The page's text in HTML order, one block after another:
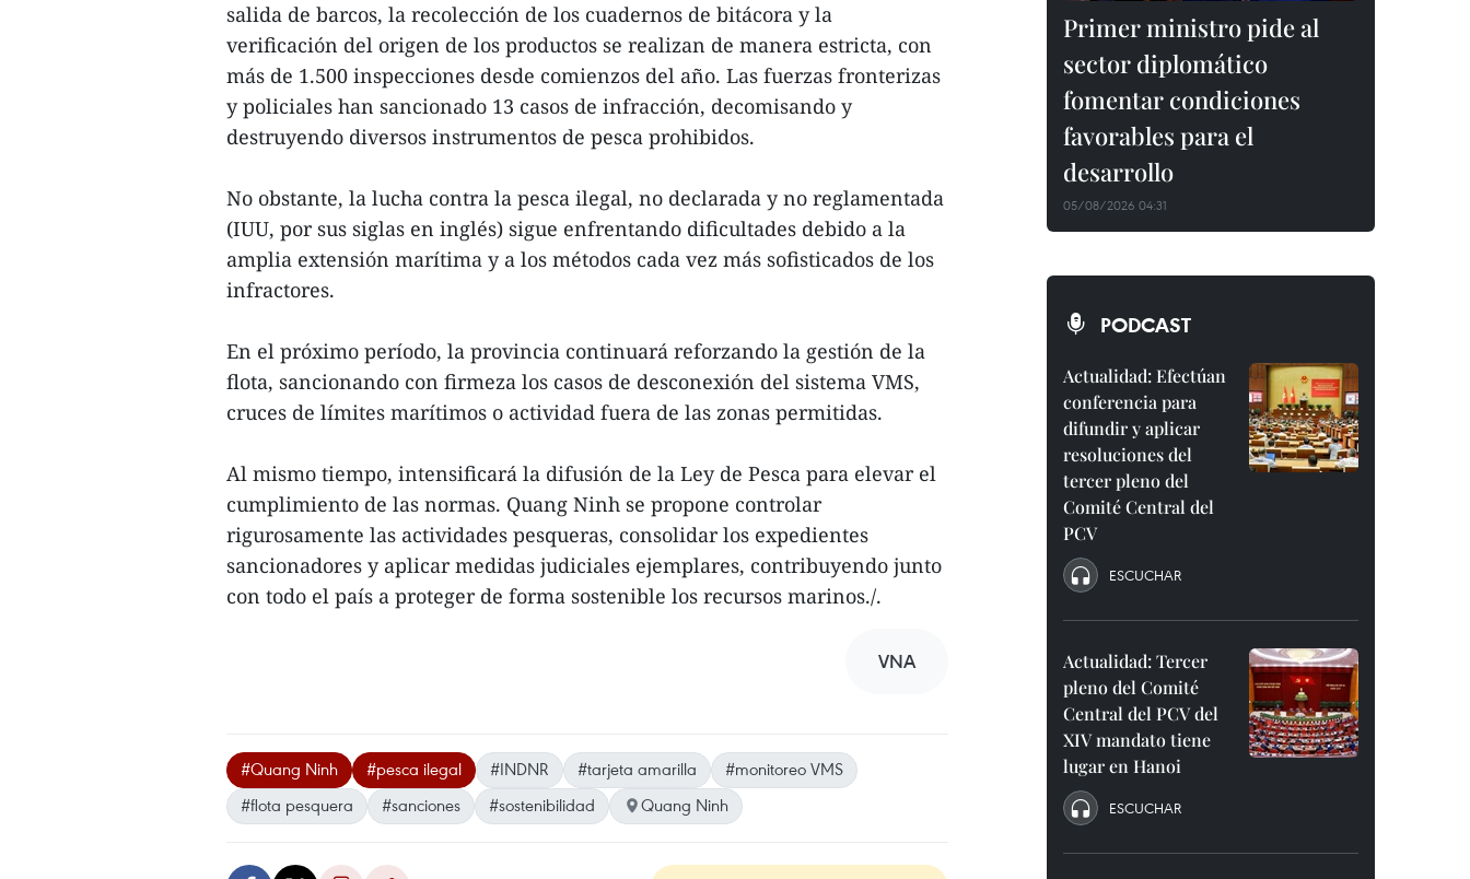
salida de barcos, la recolección de los cuadernos de bitácora y la
verificación del origen de los productos se realizan de manera estricta, con
más de 1.500 inspecciones desde comienzos del año. Las fuerzas fronterizas
y policiales han sancionado 13 casos de infracción, decomisando y
destruyendo diversos instrumentos de pesca prohibidos.
No obstante, la lucha contra la pesca ilegal, no declarada y no reglamentada
(IUU, por sus siglas en inglés) sigue enfrentando dificultades debido a la
amplia extensión marítima y a los métodos cada vez más sofisticados de los
infractores.
En el próximo período, la provincia continuará reforzando la gestión de la
flota, sancionando con firmeza los casos de desconexión del sistema VMS,
cruces de límites marítimos o actividad fuera de las zonas permitidas.
Al mismo tiempo, intensificará la difusión de la Ley de Pesca para elevar el
cumplimiento de las normas. Quang Ninh se propone controlar
rigurosamente las actividades pesqueras, consolidar los expedientes
sancionadores y aplicar medidas judiciales ejemplares, contribuyendo junto
con todo el país a proteger de forma sostenible los recursos marinos./.
VNA
#Quang Ninh #pesca ilegal #INDNR #tarjeta amarilla
#monitoreo VMS
#flota pesquera
#sanciones #sostenibilidad Quang Ninh
Primer ministro pide al
sector diplomático
fomentar condiciones
favorables para el
desarrollo
05/08/2026 04:31
PODCAST
Actualidad: Efectúan
conferencia para
difundir y aplicar
resoluciones del
tercer pleno del
Comité Central del
PCV
ESCUCHAR
Actualidad: Tercer
pleno del Comité
Central del PCV del
XIV mandato tiene
lugar en Hanoi
ESCUCHAR